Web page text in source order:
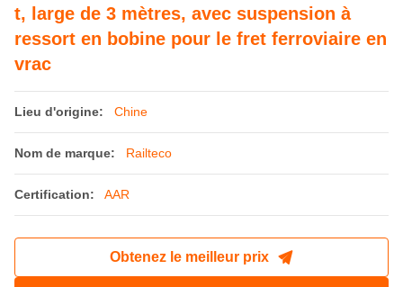
t, large de 3 mètres, avec suspension à
ressort en bobine pour le fret ferroviaire en
vrac
Lieu d'origine: Chine
Nom de marque: Railteco
Certification: AAR
Obtenez le meilleur prix